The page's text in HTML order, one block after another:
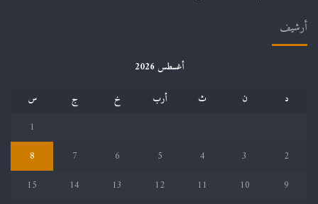
أرشيف
أغسطس 2026
د
ن ث أرب خ ج
س
1
2
3
4
5
6
7
8
9
10
11
12
13
14
15